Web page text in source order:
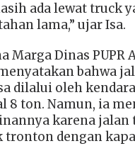
ada lewat truck
lama,” ujar Isa.
Marga Dinas PUPR
menyatakan bahwa
dilalui oleh
8 ton. Namun, ia
karena jalan
dengan